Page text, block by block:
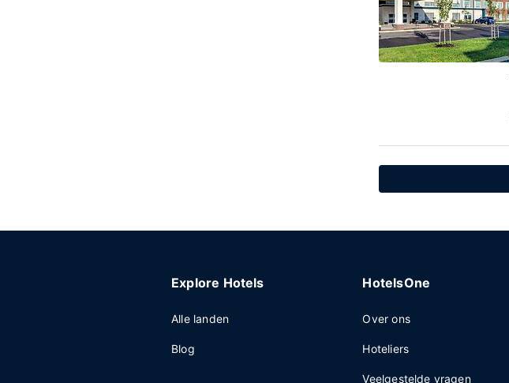
Explore Hotels
Alle landen
Blog
HotelsOne
Over ons
Hoteliers
Veelgestelde vragen